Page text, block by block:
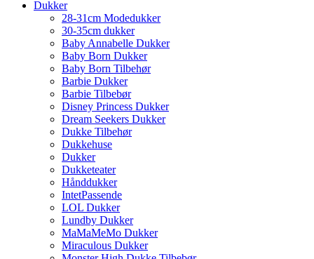
Dukker
28-31cm Modedukker
30-35cm dukker
Baby Annabelle Dukker
Baby Born Dukker
Baby Born Tilbehør
Barbie Dukker
Barbie Tilbebør
Disney Princess Dukker
Dream Seekers Dukker
Dukke Tilbehør
Dukkehuse
Dukker
Dukketeater
Hånddukker
IntetPassende
LOL Dukker
Lundby Dukker
MaMaMeMo Dukker
Miraculous Dukker